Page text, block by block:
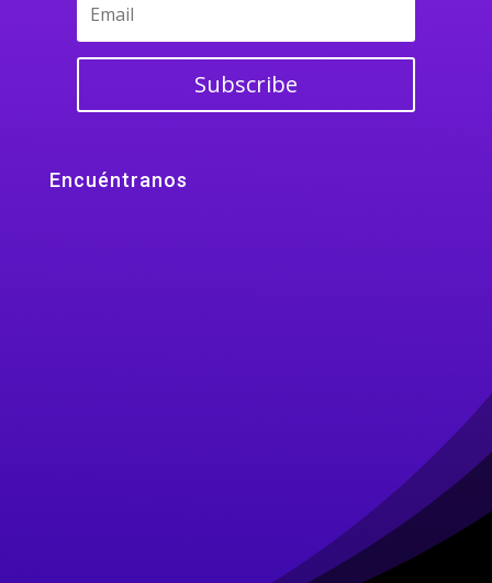
Subscribe
Encuéntranos